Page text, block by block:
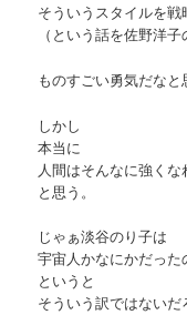
そういうスタイルを
（という話を佐野洋
ものすごい勇気だなと
しかし
本当に
人間はそんなに強く
と思う。
じゃぁ淡谷のり子は
宇宙人かなにかだった
というと
そういう訳ではないだ